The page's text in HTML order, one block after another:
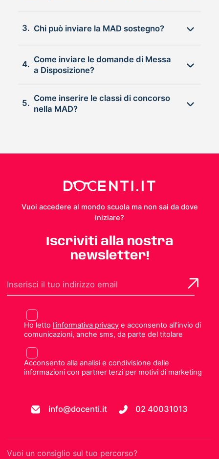
3. Chi può inviare la MAD sostegno?
4.
Come inviare le domande di Messa
a Disposizione?
5.
Come inserire le classi di concorso
nella MAD?
Vuoi accedere al mondo scuola ma non sai da dove
iniziare?
Iscriviti alla nostra
newsletter!
Ho letto l'informativa privacye acconsento all'invio di
comunicazioni, anche sms, da parte del titolare
Acconsento alla analisi e condivisione delle
informazioni con partner terzi per motivi di marketing
info@docenti.it 02 40031013
Vuoi un consiglio sul tuo percorso?